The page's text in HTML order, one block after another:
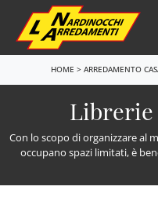
HOME > ARREDAMENTO
Con lo scopo di organizzare al
occupano spazi limitati, è